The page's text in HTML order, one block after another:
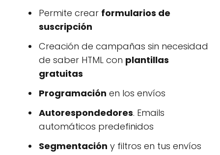
Permite crear formularios de
suscripción
Creación de campañas sin necesidad
de saber HTML con plantillas
gratuitas
Programación en los envíos
Autorespondedores. Emails
automáticos predefinidos
Segmentación y filtros en tus envíos